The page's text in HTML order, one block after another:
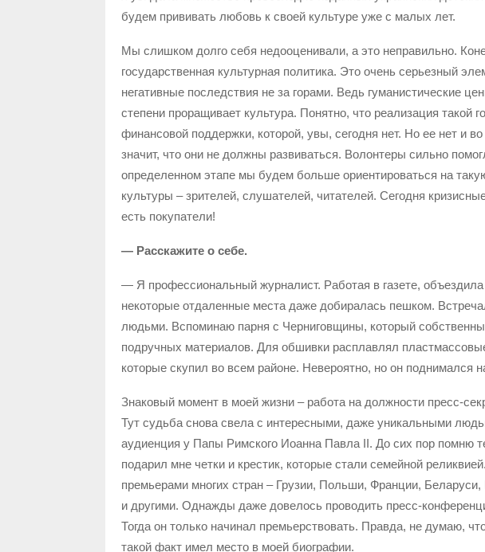
будем прививать любовь к своей культуре уже с малых лет.
Мы слишком долго себя недооценивали, а это неправильно.
государственная культурная политика. Это очень серьезный
негативные последствия не за горами. Ведь гуманистические
степени проращивает культура. Понятно, что реализация такой
финансовой поддержки, которой, увы, сегодня нет. Но ее нет и
значит, что они не должны развиваться. Волонтеры сильно
определенном этапе мы будем больше ориентироваться на
культуры – зрителей, слушателей, читателей. Сегодня
есть покупатели!
— Расскажите о себе.
— Я профессиональный журналист. Работая в газете, объездила
некоторые отдаленные места даже добиралась пешком.
людьми. Вспоминаю парня с Черниговщины, который
подручных материалов. Для обшивки расплавлял
которые скупил во всем районе. Невероятно, но он поднимался
Знаковый момент в моей жизни – работа на должности пресс-
Тут судьба снова свела с интересными, даже уникальными
аудиенция у Папы Римского Иоанна Павла II. До сих пор помню
подарил мне четки и крестик, которые стали семейной
премьерами многих стран – Грузии, Польши, Франции,
и другими. Однажды даже довелось проводить пресс-
Тогда он только начинал премьерствовать. Правда, не думаю,
такой факт имел место в моей биографии.